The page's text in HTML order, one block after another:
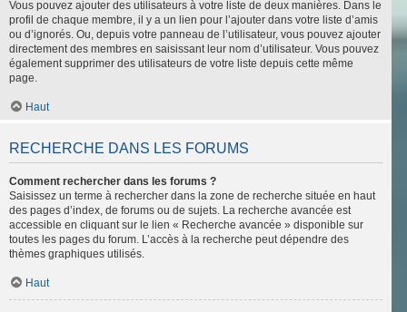
Vous pouvez ajouter des utilisateurs à votre liste de deux manières. Dans le
profil de chaque membre, il y a un lien pour l’ajouter dans votre liste d’amis
ou d’ignorés. Ou, depuis votre panneau de l’utilisateur, vous pouvez ajouter
directement des membres en saisissant leur nom d’utilisateur. Vous pouvez
également supprimer des utilisateurs de votre liste depuis cette même
page.
Haut
RECHERCHE DANS LES FORUMS
Comment rechercher dans les forums ?
Saisissez un terme à rechercher dans la zone de recherche située en haut
des pages d’index, de forums ou de sujets. La recherche avancée est
accessible en cliquant sur le lien « Recherche avancée » disponible sur
toutes les pages du forum. L’accès à la recherche peut dépendre des
thèmes graphiques utilisés.
Haut